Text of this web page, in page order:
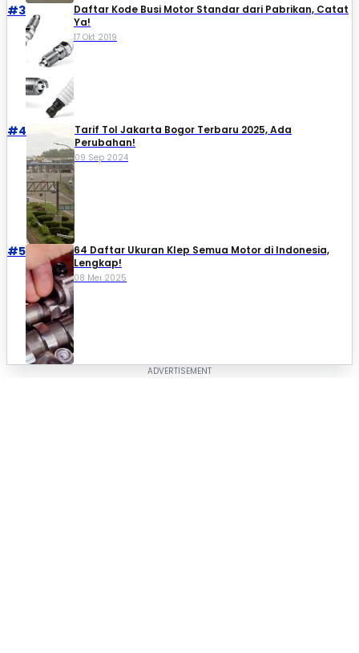
#3
Daftar Kode Busi Motor Standar dari Pabrikan, Catat
Ya!
17 Okt 2019
#4
Tarif Tol Jakarta Bogor Terbaru 2025, Ada
Perubahan!
09 Sep 2024
#5
64 Daftar Ukuran Klep Semua Motor di Indonesia,
Lengkap!
08 Mei 2025